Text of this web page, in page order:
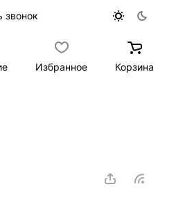
звонок
Избранное Корзина